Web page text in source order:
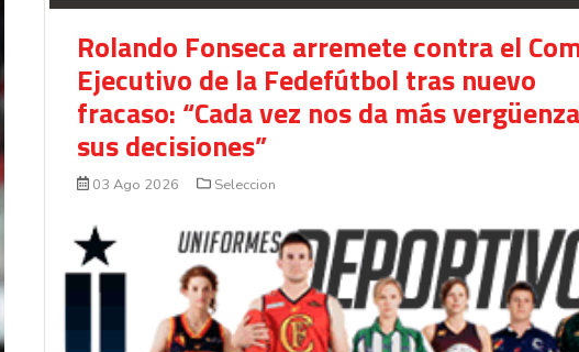
Rolando Fonseca arremete contra el
Ejecutivo de la Fedefútbol tras nuevo
fracaso: “Cada vez nos da más vergüenza
sus decisiones”
03 Ago 2026 Seleccion